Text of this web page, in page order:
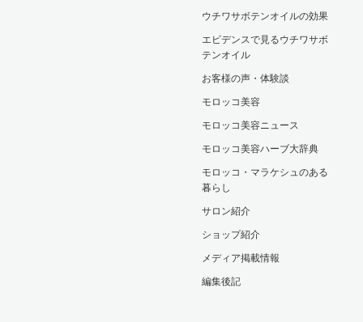
ウチワサボテンオイルの効果
エビデンスで見るウチワサボ
テンオイル
お客様の声・体験談
モロッコ美容
モロッコ美容ニュース
モロッコ美容ハーブ大辞典
モロッコ・マラケシュのある
暮らし
サロン紹介
ショップ紹介
メディア掲載情報
編集後記